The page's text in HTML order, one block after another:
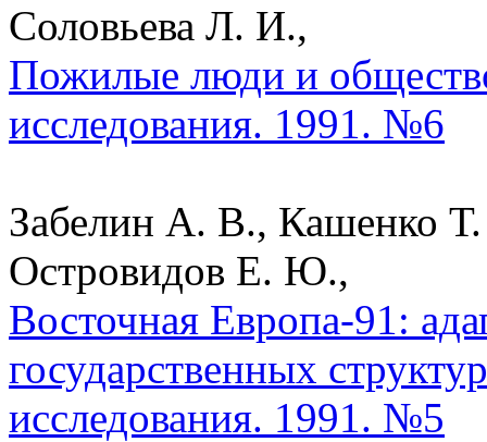
Соловьева Л. И.,
Пожилые люди и
исследования. 1991. №6
Забелин А. В., Кашенко
Островидов Е. Ю.,
Восточная Европа-91:
государственных
исследования. 1991. №5